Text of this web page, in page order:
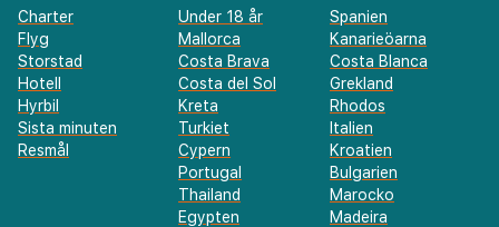
Charter
Flyg
Storstad
Hotell
Hyrbil
Sista minuten
Resmål
Under 18 år
Spanien
Mallorca
Kanarieöarna
Costa Brava
Costa Blanca
Costa del Sol
Grekland
Kreta
Rhodos
Turkiet
Italien
Cypern
Kroatien
Portugal
Bulgarien
Thailand
Marocko
Egypten
Madeira